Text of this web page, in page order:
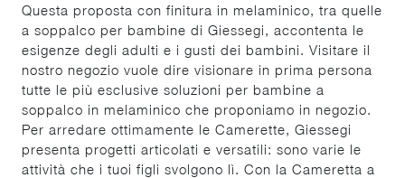
Questa proposta con finitura in melaminico, tra quelle
a soppalco per bambine di Giessegi, accontenta le
esigenze degli adulti e i gusti dei bambini. Visitare il
nostro negozio vuole dire visionare in prima persona
tutte le più esclusive soluzioni per bambine a
soppalco in melaminico che proponiamo in negozio.
Per arredare ottimamente le Camerette, Giessegi
presenta progetti articolati e versatili: sono varie le
attività che i tuoi figli svolgono lì. Con la Cameretta a